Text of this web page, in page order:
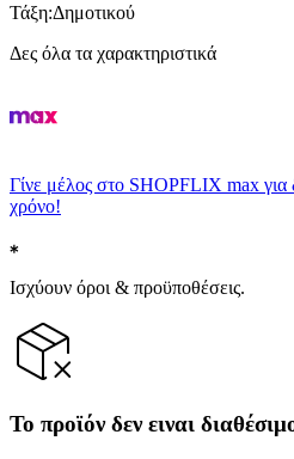
Τάξη:Δημοτικού
Δες όλα τα χαρακτηριστικά
Γίνε μέλος στο SHOPFLIX max για
χρόνο!
Ισχύουν όροι & προϋποθέσεις.
Το προϊόν δεν ειναι